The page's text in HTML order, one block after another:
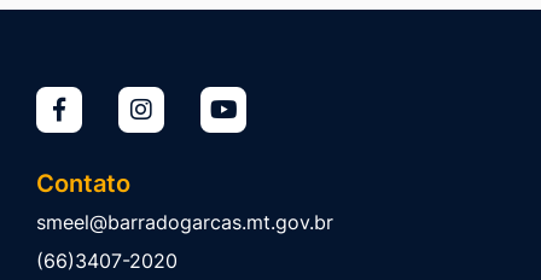
Contato
smeel@barradogarcas.mt.gov.br
(66)3407-2020